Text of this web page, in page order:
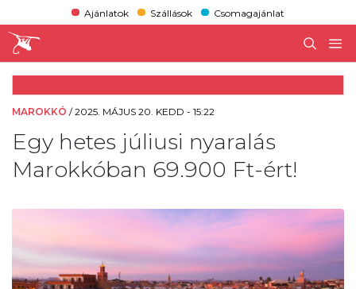
Ajánlatok Szállások Csomagajánlat
MAROKKÓ /2025. MÁJUS 20. KEDD - 15:22
Egy hetes júliusi nyaralás
Marokkóban 69.900 Ft-ért!